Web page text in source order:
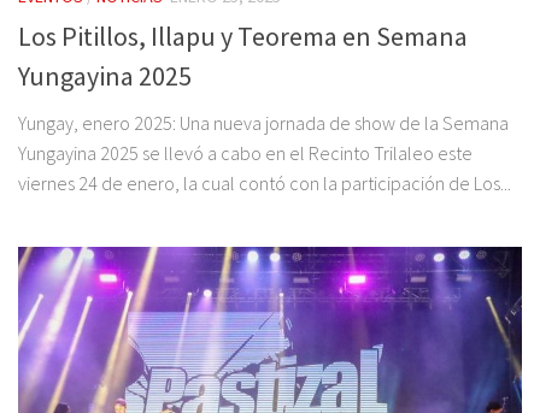
Los Pitillos, Illapu y Teorema en Semana
Yungayina 2025
Yungay, enero 2025: Una nueva jornada de show de la Semana
Yungayina 2025 se llevó a cabo en el Recinto Trilaleo este
viernes 24 de enero, la cual contó con la participación de Los...